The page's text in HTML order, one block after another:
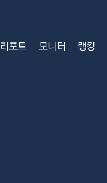
리포트 모니터 랭킹